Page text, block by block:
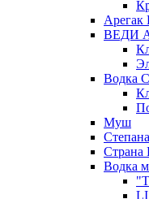
Арегак
ВЕДИ
Водка
Муш
Страна
Водка